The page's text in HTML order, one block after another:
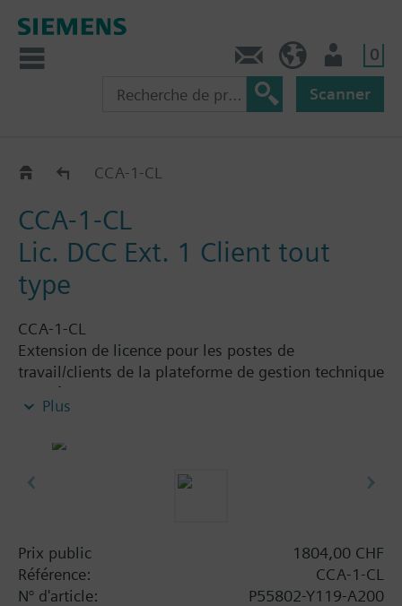
0
Scanner
CCA-.._CLCCA-1-CL
CCA-1-CL
Lic. DCC Ext. 1 Client tout
type
CCA-1-CL
Extension de licence pour les postes de
travail/clients de la plateforme de gestion technique
des bâtiments Desigo CC pour un poste de travail.
Peut fonctionner comme Client installé ou client
Plus
Prix public
1804,00 CHF
Référence:
CCA-1-CL
N° d'article:
P55802-Y119-A200